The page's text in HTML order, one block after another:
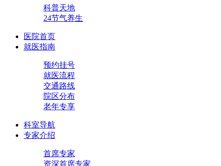
科普天地
24节气养生
医院首页
就医指南
预约挂号
就医流程
交通路线
院区分布
老年专享
科室导航
专家介绍
首席专家
资深首席专家